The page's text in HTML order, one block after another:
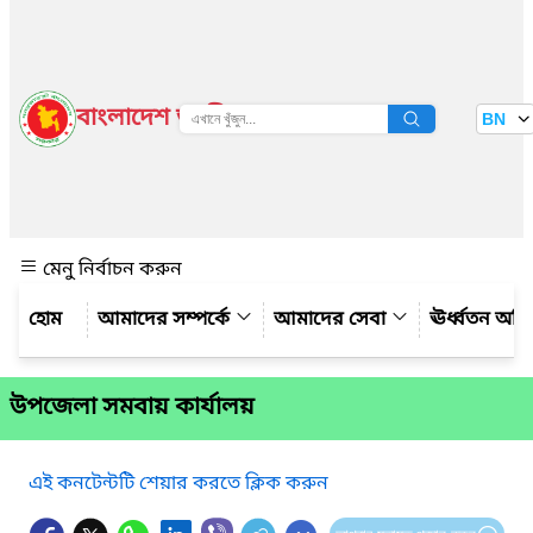
বাংলাদেশ জাতীয় তথ্য বাতায়ন BN
মেনু নির্বাচন করুন
আমাদের সম্পর্কে
আমাদের সেবা ঊর্ধ্বতন
উপজেলা সমবায় কার্যালয়
এই কনটেন্টটি শেয়ার করতে ক্লিক করুন